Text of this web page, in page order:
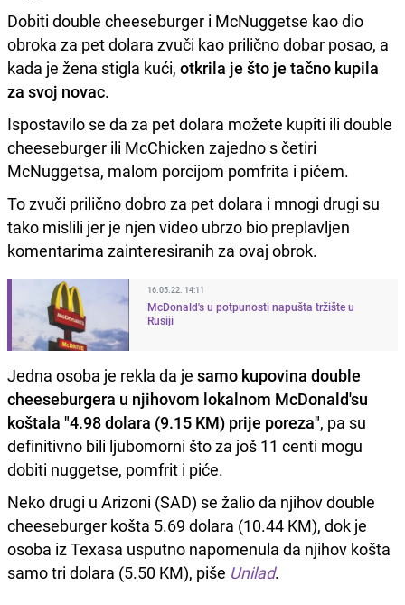
Dobiti double cheeseburger i McNuggetse kao dio
obroka za pet dolara zvuči kao prilično dobar posao, a
kada je žena stigla kući, otkrila je što je tačno kupila
za svoj novac.
Ispostavilo se da za pet dolara možete kupiti ili double
cheeseburger ili McChicken zajedno s četiri
McNuggetsa, malom porcijom pomfrita i pićem.
To zvuči prilično dobro za pet dolara i mnogi drugi su
tako mislili jer je njen video ubrzo bio preplavljen
komentarima zainteresiranih za ovaj obrok.
16.05.22. 14:11
McDonald's u potpunosti napušta tržište u
Rusiji
Jedna osoba je rekla da je samo kupovina double
cheeseburgera u njihovom lokalnom McDonald'su
koštala "4.98 dolara (9.15 KM) prije poreza", pa su
definitivno bili ljubomorni što za još 11 centi mogu
dobiti nuggetse, pomfrit i piće.
Neko drugi u Arizoni (SAD) se žalio da njihov double
cheeseburger košta 5.69 dolara (10.44 KM), dok je
osoba iz Texasa usputno napomenula da njihov košta
samo tri dolara (5.50 KM), piše Unilad.